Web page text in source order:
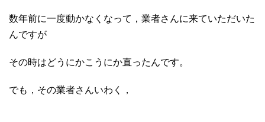
数年前に一度動かなくなって，業者さんに来ていただいた
んですが
その時はどうにかこうにか直ったんです。
でも，その業者さんいわく，